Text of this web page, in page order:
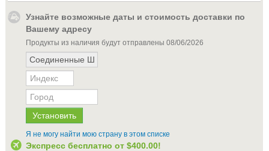
Узнайте возможные даты и стоимость доставки по
Вашему адресу
Продукты из наличия будут отправлены 08/06/2026
Я не могу найти мою страну в этом списке
Экспресс бесплатно от $400.00!